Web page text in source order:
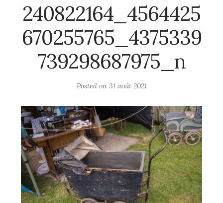
240822164_4564425
670255765_4375339
739298687975_n
Posted on 31 août 2021